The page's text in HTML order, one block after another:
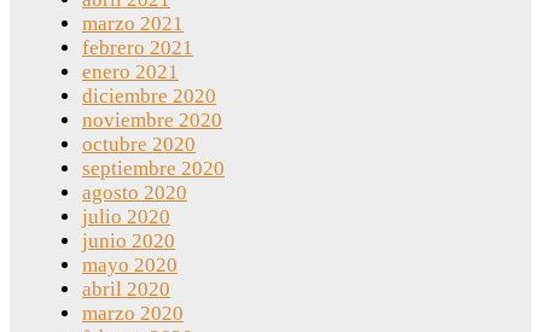
marzo 2021
febrero 2021
enero 2021
diciembre 2020
noviembre 2020
octubre 2020
septiembre 2020
agosto 2020
julio 2020
junio 2020
mayo 2020
abril 2020
marzo 2020